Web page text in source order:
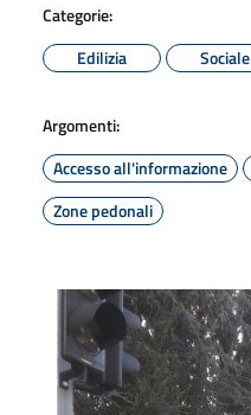
Categorie:
Edilizia
Sociale
Argomenti:
Accesso all'informazione
Zone pedonali